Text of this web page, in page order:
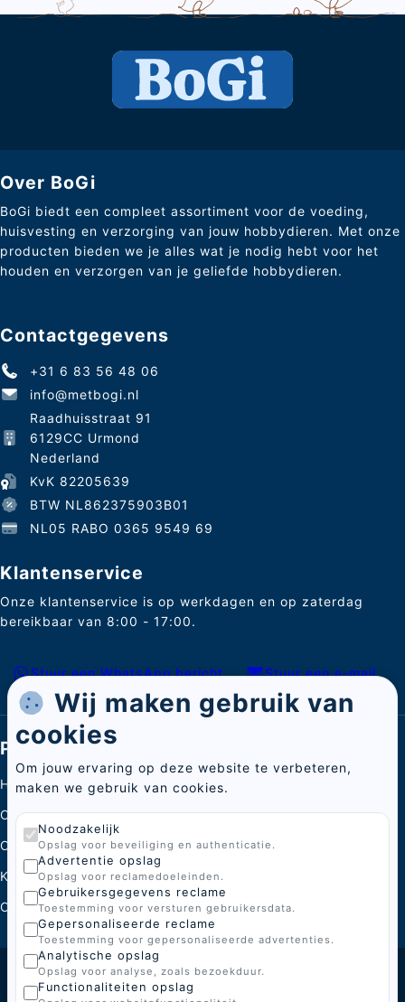
Wij maken gebruik van
cookies
Om jouw ervaring op deze website te verbeteren,
maken we gebruik van cookies.
Noodzakelijk
Opslag voor beveiliging en authenticatie.
Advertentie opslag
Opslag voor reclamedoeleinden.
Gebruikersgegevens reclame
Toestemming voor versturen gebruikersdata.
Gepersonaliseerde reclame
Toestemming voor gepersonaliseerde advertenties.
Analytische opslag
Opslag voor analyse, zoals bezoekduur.
Functionaliteiten opslag
Over BoGi
BoGi biedt een compleet assortiment voor de voeding,
huisvesting en verzorging van jouw hobbydieren. Met onze
producten bieden we je alles wat je nodig hebt voor het
houden en verzorgen van je geliefde hobbydieren.
Contactgegevens
+31 6 83 56 48 06
info@metbogi.nl
Raadhuisstraat 91
6129CC Urmond
Nederland
KvK 82205639
BTW NL862375903B01
NL05 RABO 0365 9549 69
Klantenservice
Onze klantenservice is op werkdagen en op zaterdag
bereikbaar van 8:00 - 17:00.
Stuur een WhatsApp bericht Stuur een e-mail
Pagina's
Home
Categorieën
Over ons
Kenniscentrum
Contact
© 2026 BoGi